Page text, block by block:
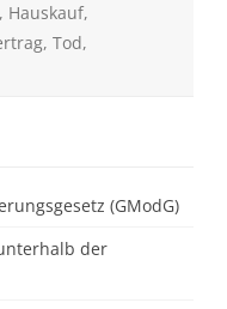
, Hauskauf,
, Tod,
(GModG)
der